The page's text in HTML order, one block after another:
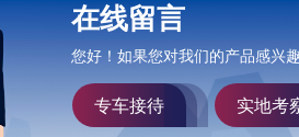
在线留言
您好！如果您对我们的产品感兴
专车接待 实地考